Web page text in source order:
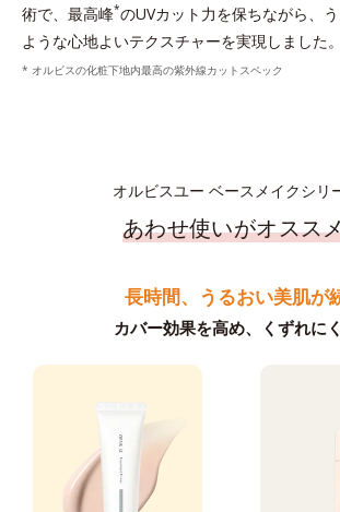
術で、最高峰*のUVカット力を保ちながら、
ような心地よいテクスチャーを実現しました。
* オルビスの化粧下地内最高の紫外線カットスペック
オルビスユー ベースメイクシリ
あわせ使いがオスス
長時間、うるおい美肌が
カバー効果を高め、くずれに